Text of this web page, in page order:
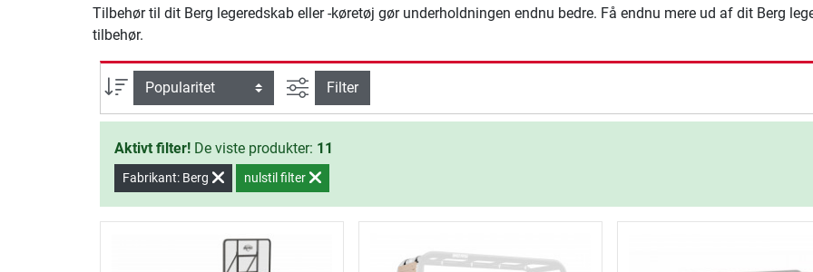
Tilbehør til dit Berg legeredskab eller -køretøj gør underholdningen endnu bedre. Få endnu mere ud af dit Berg
tilbehør.
sortering Avanceret søgning
Filter
Aktivt filter! De viste produkter: 11
Fabrikant: Berg nulstil filter